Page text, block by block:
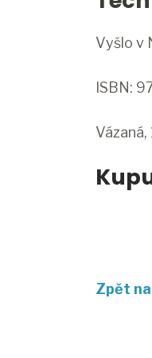
Vyšlo v
ISBN:
Zpět